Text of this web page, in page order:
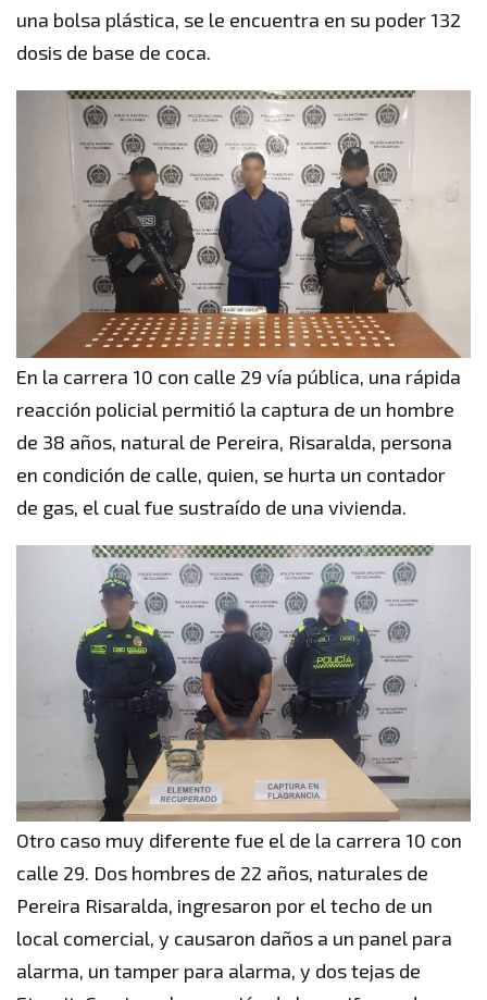
una bolsa plástica, se le encuentra en su poder 132
dosis de base de coca.
En la carrera 10 con calle 29 vía pública, una rápida
reacción policial permitió la captura de un hombre
de 38 años, natural de Pereira, Risaralda, persona
en condición de calle, quien, se hurta un contador
de gas, el cual fue sustraído de una vivienda.
Otro caso muy diferente fue el de la carrera 10 con
calle 29. Dos hombres de 22 años, naturales de
Pereira Risaralda, ingresaron por el techo de un
local comercial, y causaron daños a un panel para
alarma, un tamper para alarma, y dos tejas de